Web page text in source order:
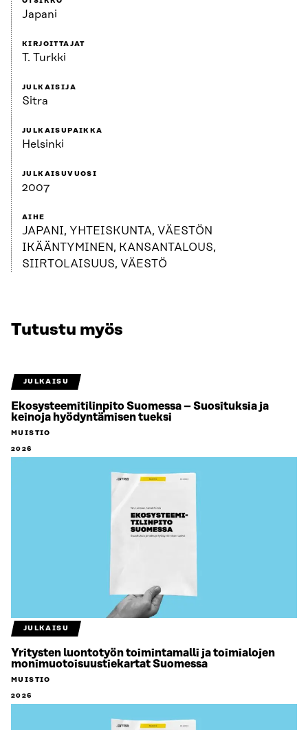
Japani
KIRJOITTAJAT
T. Turkki
JULKAISIJA
Sitra
JULKAISUPAIKKA
Helsinki
JULKAISUVUOSI
2007
AIHE
JAPANI, YHTEISKUNTA, VÄESTÖN
IKÄÄNTYMINEN, KANSANTALOUS,
SIIRTOLAISUUS, VÄESTÖ
Tutustu myös
JULKAISU
Ekosysteemitilinpito Suomessa – Suosituksia ja
keinoja hyödyntämisen tueksi
MUISTIO
2026
JULKAISU
Yritysten luontotyön toimintamalli ja toimialojen
monimuotoisuustiekartat Suomessa
MUISTIO
2026